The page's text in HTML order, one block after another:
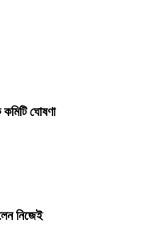
কমিটি ঘোষণা
নিজেই